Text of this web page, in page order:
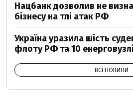
Нацбанк дозволив не
бізнесу на тлі атак РФ
Україна уразила шість
флоту РФ та 10
ВСІ НОВИНИ